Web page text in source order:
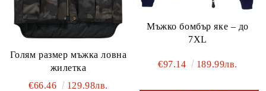
Голям размер мъжка ловна
жилетка
€66.46
129.98лв.
Мъжко бомбър яке – до
7XL
€97.14 189.99лв.